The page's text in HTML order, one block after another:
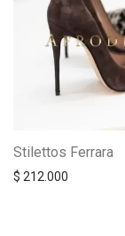
Stilettos Ferrara
$ 212.000